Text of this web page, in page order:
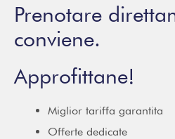
Prenotare
conviene.
Approfittane!
Miglior tariffa garantita
Offerte dedicate